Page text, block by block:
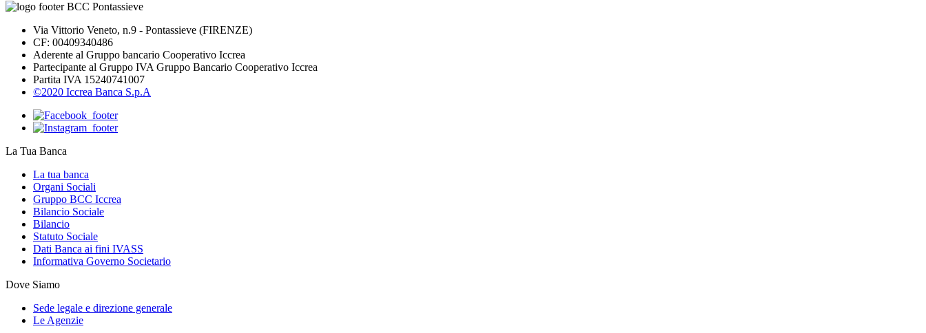
Via Vittorio Veneto, n.9 - Pontassieve (FIRENZE)
CF: 00409340486
Aderente al Gruppo bancario Cooperativo Iccrea
Partecipante al Gruppo IVA Gruppo Bancario Cooperativo Iccrea
Partita IVA 15240741007
©2020 Iccrea Banca S.p.A
La Tua Banca
La tua banca
Organi Sociali
Gruppo BCC Iccrea
Bilancio Sociale
Bilancio
Statuto Sociale
Dati Banca ai fini IVASS
Informativa Governo Societario
Dove Siamo
Sede legale e direzione generale
Le Agenzie